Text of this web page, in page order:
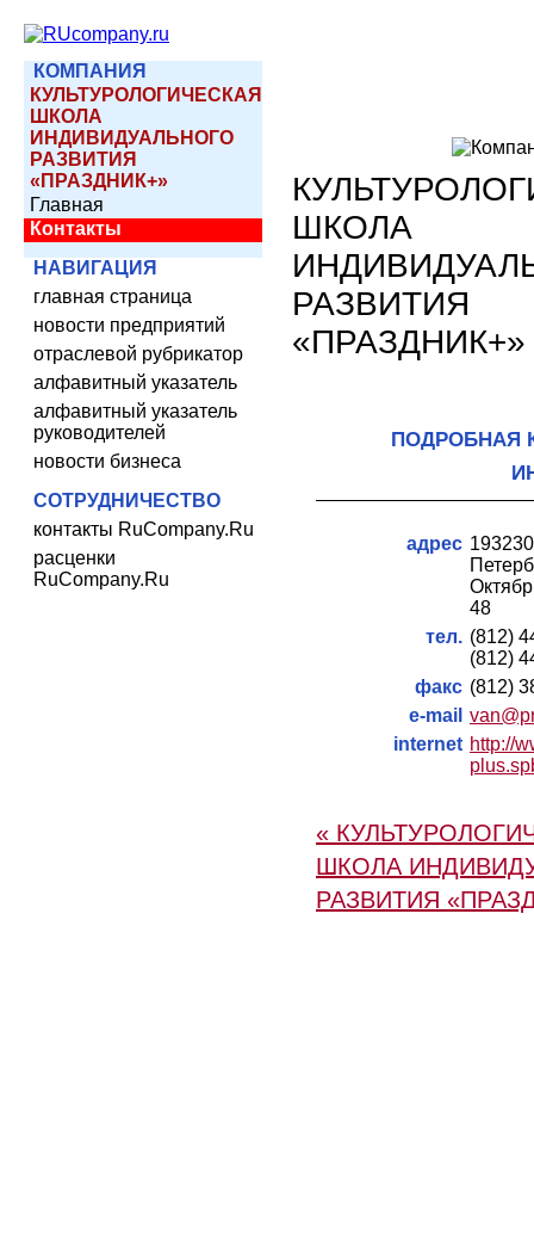
КОМПАНИЯ
КУЛЬТУРОЛОГИЧЕСКАЯ
ШКОЛА
ИНДИВИДУАЛЬНОГО
РАЗВИТИЯ
«ПРАЗДНИК+»
Главная
Контакты
НАВИГАЦИЯ
главная страница
новости предприятий
отраслевой рубрикатор
алфавитный указатель
алфавитный указатель
руководителей
новости бизнеса
СОТРУДНИЧЕСТВО
контакты RuCompany.Ru
расценки
RuCompany.Ru
ШКОЛА
РАЗВИТИЯ
«ПРАЗДНИК+»
ПОДРОБНАЯ
адрес
48
тел. (812)
(812)
факс (812)
e-mail
internet http://
«
ШКОЛА
РАЗВИТИЯ